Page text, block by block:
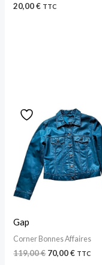
20,00€ TTC
Gap
Corner Bonnes Affaires
119,00€
prix
initial
était :
119,00 €.
70,00€
prix
actuel
est :
70,00 €.
TTC